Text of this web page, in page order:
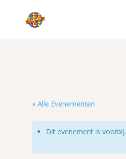
« Alle Evenementen
Dit evenement is voorbij.